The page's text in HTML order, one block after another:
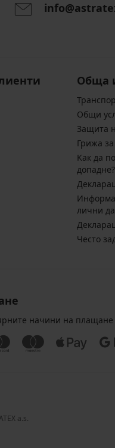
Обща
Общи
Защита
Грижа
Kак да
допадне?
лични
Често
начини на плащане
a.s.